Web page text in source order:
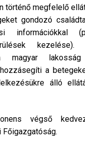
történő megfelelő
gondozó
információkkal
magyar lakosság
a
álló
végső